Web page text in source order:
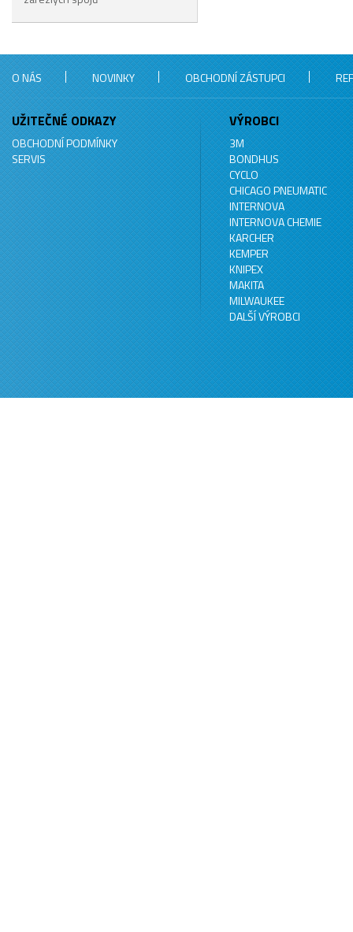
O NÁS NOVINKY OBCHODNÍ ZÁSTUPCI
UŽITEČNÉ ODKAZY
OBCHODNÍ PODMÍNKY
SERVIS
VÝROBCI
3M
BONDHUS
CYCLO
CHICAGO PNEUMATIC
INTERNOVA
INTERNOVA CHEMIE
KARCHER
KEMPER
KNIPEX
MAKITA
MILWAUKEE
DALŠÍ VÝROBCI